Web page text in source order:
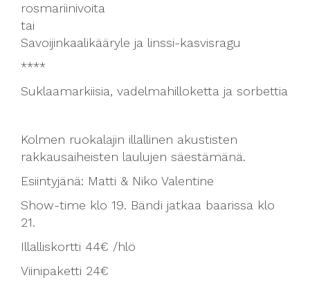
rosmariinivoita
tai
Savoijinkaalikääryle ja linssi-kasvisragu
****
Suklaamarkiisia, vadelmahilloketta ja sorbettia
Kolmen ruokalajin illallinen akustisten
rakkausaiheisten laulujen säestämänä.
Esiintyjänä: Matti & Niko Valentine
Show-time klo 19. Bändi jatkaa baarissa klo
21.
Illalliskortti 44€ /hlö
Viinipaketti 24€